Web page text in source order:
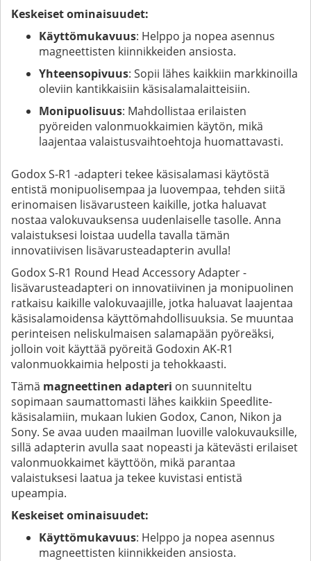
Keskeiset ominaisuudet:
Käyttömukavuus: Helppo ja nopea asennus
magneettisten kiinnikkeiden ansiosta.
Yhteensopivuus: Sopii lähes kaikkiin markkinoilla
oleviin kantikkaisiin käsisalamalaitteisiin.
Monipuolisuus: Mahdollistaa erilaisten
pyöreiden valonmuokkaimien käytön, mikä
laajentaa valaistusvaihtoehtoja huomattavasti.
Godox S-R1 -adapteri tekee käsisalamasi käytöstä
entistä monipuolisempaa ja luovempaa, tehden siitä
erinomaisen lisävarusteen kaikille, jotka haluavat
nostaa valokuvauksensa uudenlaiselle tasolle. Anna
valaistuksesi loistaa uudella tavalla tämän
innovatiivisen lisävarusteadapterin avulla!
Godox S-R1 Round Head Accessory Adapter -
lisävarusteadapteri on innovatiivinen ja monipuolinen
ratkaisu kaikille valokuvaajille, jotka haluavat laajentaa
käsisalamoidensa käyttömahdollisuuksia. Se muuntaa
perinteisen neliskulmaisen salamapään pyöreäksi,
jolloin voit käyttää pyöreitä Godoxin AK-R1
valonmuokkaimia helposti ja tehokkaasti.
Tämä magneettinen adapteri on suunniteltu
sopimaan saumattomasti lähes kaikkiin Speedlite-
käsisalamiin, mukaan lukien Godox, Canon, Nikon ja
Sony. Se avaa uuden maailman luoville valokuvauksille,
sillä adapterin avulla saat nopeasti ja kätevästi erilaiset
valonmuokkaimet käyttöön, mikä parantaa
valaistuksesi laatua ja tekee kuvistasi entistä
upeampia.
Keskeiset ominaisuudet:
Käyttömukavuus: Helppo ja nopea asennus
magneettisten kiinnikkeiden ansiosta.